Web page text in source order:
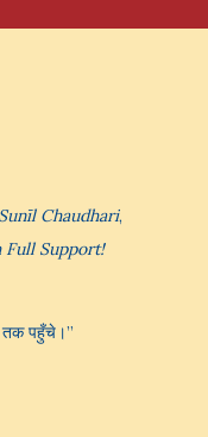
Chaudhari,
Full Support!
तक पहुँचे।”